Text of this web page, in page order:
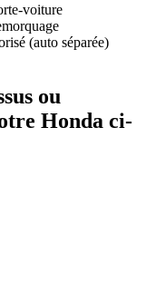
voiture
(auto séparée)
ou
Honda ci-